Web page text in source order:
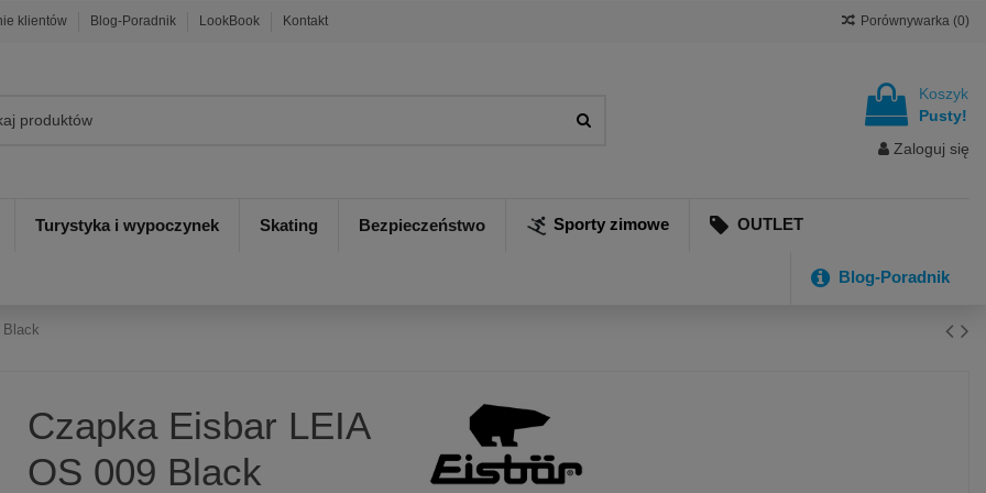
klientów Blog-Poradnik LookBook Kontakt Porównywarka (0)
Koszyk
Pusty!
Zaloguj się
Turystyka i wypoczynek Skating Bezpieczeństwo Sporty zimowe OUTLET
Blog-Poradnik
Black
Czapka Eisbar LEIA
OS 009 Black